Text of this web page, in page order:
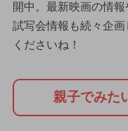
開中。最新映画の情
試写会情報も続々企
くださいね！
親子でみた